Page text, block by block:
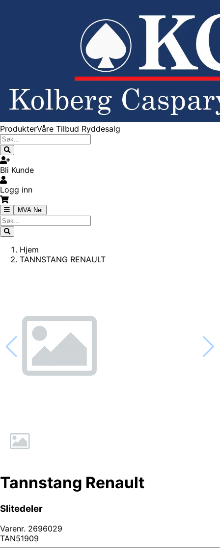
ProdukterVåre Tilbud Ryddesalg
Bli Kunde
Logg inn
MVA Nei
Hjem
TANNSTANG RENAULT
Tannstang Renault
Slitedeler
Varenr. 2696029
TAN51909